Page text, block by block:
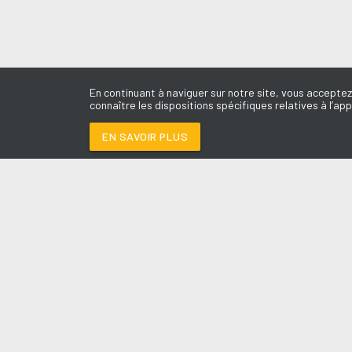
En continuant à naviguer sur notre site, vous
connaître les dispositions spécifiques relatives à
EN SAVOIR PLUS